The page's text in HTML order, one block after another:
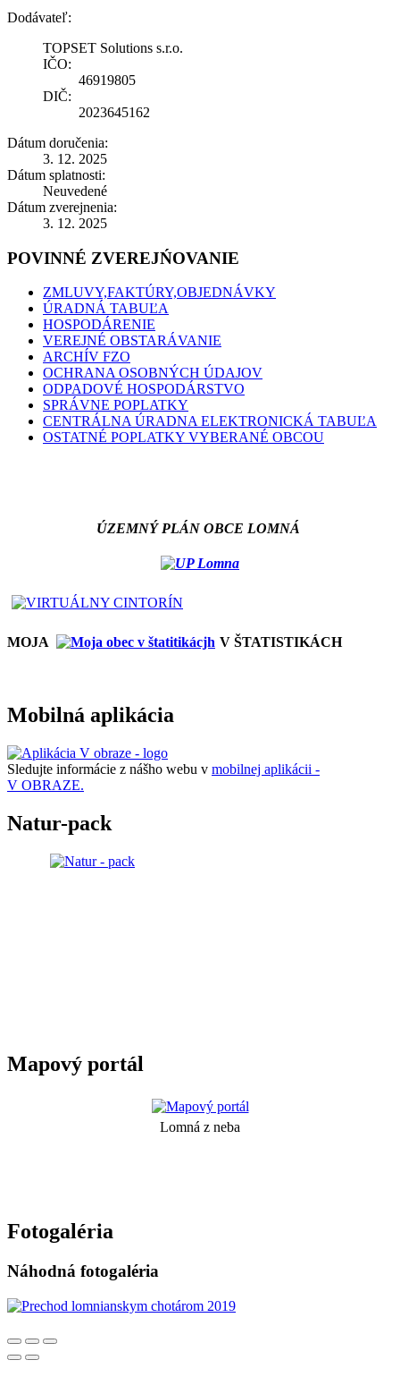
Dodávateľ:
TOPSET Solutions s.r.o.
IČO:
46919805
DIČ:
2023645162
Dátum doručenia:
3. 12. 2025
Dátum splatnosti:
Neuvedené
Dátum zverejnenia:
3. 12. 2025
POVINNÉ ZVEREJŃOVANIE
ZMLUVY,FAKTÚRY,OBJEDNÁVKY
ÚRADNÁ TABUĽA
HOSPODÁRENIE
VEREJNÉ OBSTARÁVANIE
ARCHÍV FZO
OCHRANA OSOBNÝCH ÚDAJOV
ODPADOVÉ HOSPODÁRSTVO
SPRÁVNE POPLATKY
CENTRÁLNA ÚRADNA ELEKTRONICKÁ TABUĽA
OSTATNÉ POPLATKY VYBERANÉ OBCOU
ÚZEMNÝ PLÁN OBCE LOMNÁ
MOJA V ŠTATISTIKÁCH
Mobilná aplikácia
Sledujte informácie z nášho webu v mobilnej aplikácii -
V OBRAZE.
Natur-pack
Mapový portál
Lomná z neba
Fotogaléria
Náhodná fotogaléria